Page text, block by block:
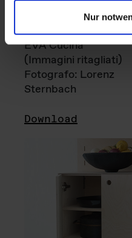
Nur
EVA Cucina
(Immagini ritagliati)
Fotografo: Lorenz
Sternbach
Download